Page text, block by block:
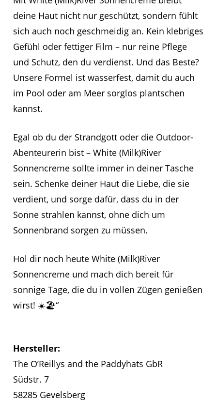
deine Haut nicht nur geschützt, sondern fühlt
sich auch noch geschmeidig an. Kein klebriges
Gefühl oder fettiger Film – nur reine Pflege
und Schutz, den du verdienst. Und das Beste?
Unsere Formel ist wasserfest, damit du auch
im Pool oder am Meer sorglos plantschen
kannst.
Egal ob du der Strandgott oder die Outdoor-
Abenteurerin bist – White (Milk)River
Sonnencreme sollte immer in deiner Tasche
sein. Schenke deiner Haut die Liebe, die sie
verdient, und sorge dafür, dass du in der
Sonne strahlen kannst, ohne dich um
Sonnenbrand sorgen zu müssen.
Hol dir noch heute White (Milk)River
Sonnencreme und mach dich bereit für
sonnige Tage, die du in vollen Zügen genießen
wirst! ☀️🏖️“
Hersteller:
The O’Reillys and the Paddyhats GbR
Südstr. 7
58285 Gevelsberg